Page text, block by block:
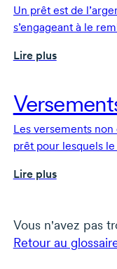
Un prêt est de
s’engageant à le
convenues.
Lire plus
Les versements
prêt pour lesquels
Lire plus
Vous n'avez pas
Retour au